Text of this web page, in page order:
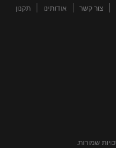
צור קשר אודותינו תקנון